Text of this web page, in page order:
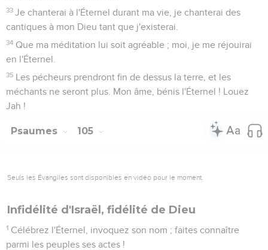
33 Je chanterai à l'Éternel durant ma vie, je chanterai des
cantiques à mon Dieu tant que j'existerai.
34 Que ma méditation lui soit agréable ; moi, je me réjouirai
en l'Éternel.
35 Les pécheurs prendront fin de dessus la terre, et les
méchants ne seront plus. Mon âme, bénis l'Éternel ! Louez
Jah !
Psaumes 105
Seuls les Évangiles sont disponibles en vidéo pour le moment.
Infidélité d'Israël, fidélité de Dieu
1 Célébrez l'Éternel, invoquez son nom ; faites connaître
parmi les peuples ses actes !